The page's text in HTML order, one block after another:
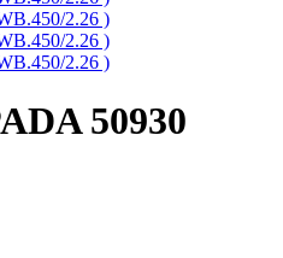
50930